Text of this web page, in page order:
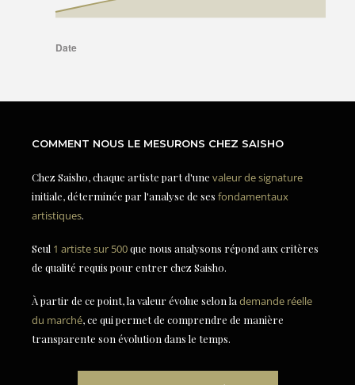
COMMENT NOUS LE MESURONS CHEZ SAISHO
Chez Saisho, chaque artiste part d'une valeur de signature
initiale, déterminée par l'analyse de ses fondamentaux
artistiques.
Seul 1 artiste sur 500que nous analysons répond aux critères
de qualité requis pour entrer chez Saisho.
À partir de ce point, la valeur évolue selon la demande réelle
du marché, ce qui permet de comprendre de manière
transparente son évolution dans le temps.